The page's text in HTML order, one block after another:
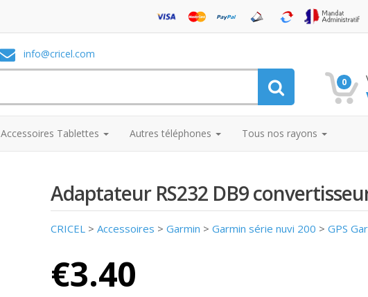
info@cricel.com
0
Accessoires Tablettes Autres téléphones Tous nos rayons
Adaptateur RS232 DB9
CRICEL> Accessoires > Garmin > Garmin série nuvi 200 > GPS
€3.40